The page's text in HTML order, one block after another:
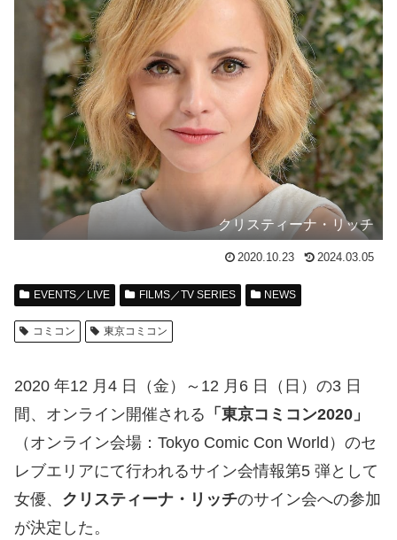
クリスティーナ・リッチ
2020.10.23 2024.03.05
EVENTS／LIVE FILMS／TV SERIES NEWS
コミコン 東京コミコン
2020 年12 月4 日（金）～12 月6 日（日）の3 日
間、オンライン開催される 「東京コミコン2020」
（オンライン会場：Tokyo Comic Con World）のセ
レブエリアにて行われるサイン会情報第5 弾として
女優、 クリスティーナ・リッチのサイン会への参加
が決定した。